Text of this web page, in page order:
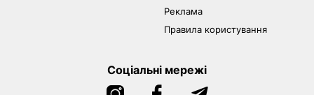
Реклама
Правила користування
Соціальні мережі